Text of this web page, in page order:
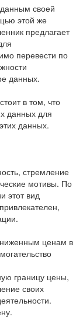
своей
этой же
предлагает
перевести по
данных.
в том, что
данных для
данных.
стремление
мотивы. По
этот вид
ценам в
границу цены,
своих